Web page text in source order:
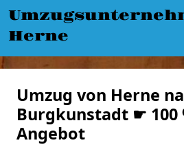
Herne
Umzug von Herne
Burgkunstadt ☛ 100
Angebot